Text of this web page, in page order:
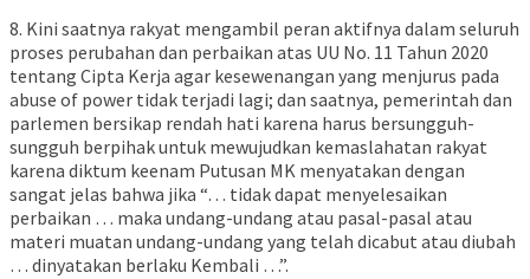
8. Kini saatnya rakyat mengambil peran aktifnya dalam seluruh
proses perubahan dan perbaikan atas UU No. 11 Tahun 2020
tentang Cipta Kerja agar kesewenangan yang menjurus pada
abuse of power tidak terjadi lagi; dan saatnya, pemerintah dan
parlemen bersikap rendah hati karena harus bersungguh-
sungguh berpihak untuk mewujudkan kemaslahatan rakyat
karena diktum keenam Putusan MK menyatakan dengan
sangat jelas bahwa jika “… tidak dapat menyelesaikan
perbaikan … maka undang-undang atau pasal-pasal atau
materi muatan undang-undang yang telah dicabut atau diubah
… dinyatakan berlaku Kembali …”.